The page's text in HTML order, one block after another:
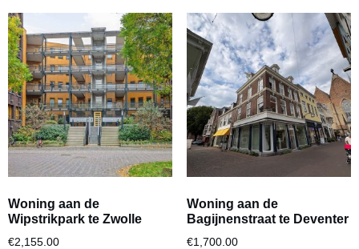
Woning aan de
Wipstrikpark te Zwolle
€2,155.00
Woning aan de
Bagijnenstraat te Deventer
€1,700.00